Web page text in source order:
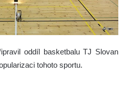
oddíl basketbalu TJ Slovan
tohoto sportu.